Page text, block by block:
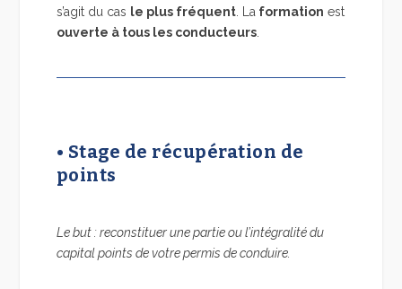
s’agit du cas le plus fréquent. Laformation est
ouverte à tous les conducteurs.
• Stage de récupération de
points
Le but : reconstituer une partie ou l’intégralité du
capital points de votre permis de conduire.